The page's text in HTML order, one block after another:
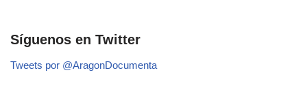
Síguenos en Twitter
Tweets por @AragonDocumenta